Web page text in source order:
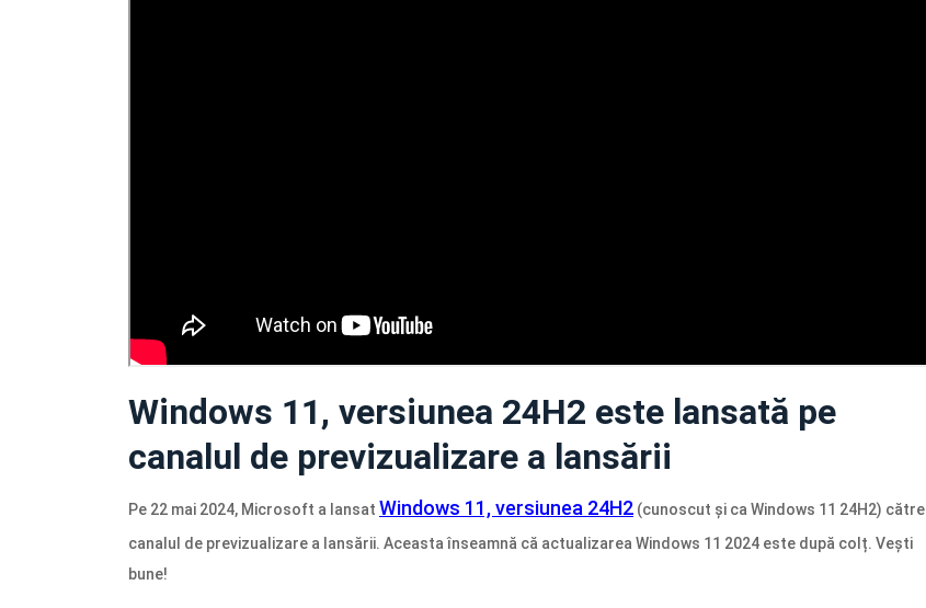
Windows 11, versiunea 24H2 este lansată pe
canalul de previzualizare a lansării
Pe 22 mai 2024, Microsoft a lansat Windows 11, versiunea 24H2 (cunoscut și ca Windows 11 24H2) către
canalul de previzualizare a lansării. Aceasta înseamnă că actualizarea Windows 11 2024 este după colț. Vești
bune!